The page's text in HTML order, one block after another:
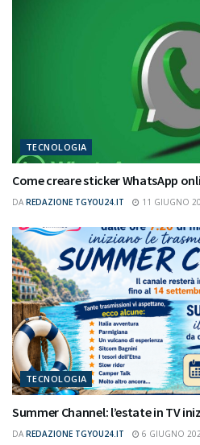
TECNOLOGIA
Come creare sticker WhatsApp
DA REDAZIONE TGYOU24.IT 11 GIUGNO
TECNOLOGIA
Summer Channel: l’estate in TV
DA REDAZIONE TGYOU24.IT 6 GIUGNO